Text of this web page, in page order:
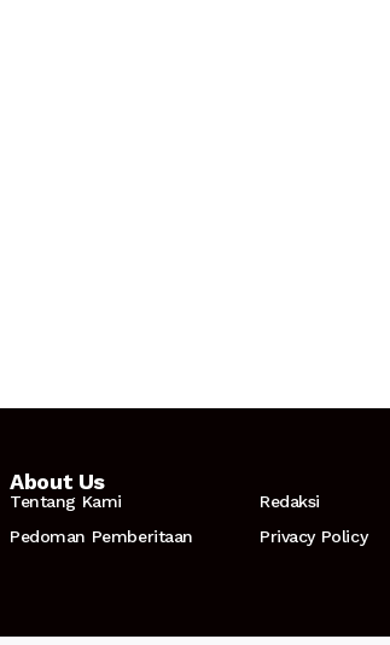
About Us
Tentang Kami
Redaksi
Pedoman Pemberitaan
Privacy Policy